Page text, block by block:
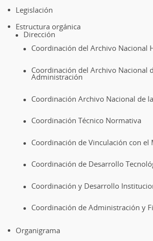
Legislación
Estructura orgánica
Dirección
Coordinación del Archivo Nacional
Coordinación del Archivo Nacional
Administración
Coordinación Archivo Nacional de
Coordinación Técnico Normativa
Coordinación de Vinculación con el
Coordinación de Desarrollo
Coordinación y Desarrollo
Coordinación de Administración y
Organigrama